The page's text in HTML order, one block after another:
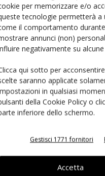
per memorizzare e/o
tecnologie permetterà a
il comportamento
annunci (non)
negativamente su
qui sotto per
saranno applicate
in qualsiasi
della Cookie Policy o
inferiore dello schermo.
Gestisci 1771 fornitori
Accetta
rimanere sempre
Dolce Passione ettari
Naturamica Luciano Trentini
Castello Sandro Colombi